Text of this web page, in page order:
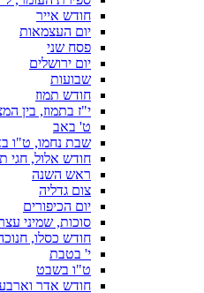
חודש אייר
יום העצמאות
פסח שני
יום ירושלים
שבועות
חודש תמוז
י"ז בתמוז, בין
ט' באב
שבת נחמו, ט"ו
חודש אלול, חגי
ראש השנה
צום גדליה
יום הכיפורים
סוכות, שמיני
חודש כסלו,
י' בטבת
ט"ו בשבט
חודש אדר